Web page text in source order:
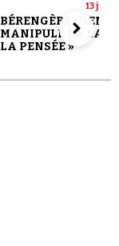
13
BÉRENGÈRE
MANIPULE LA
LA PENSÉE »